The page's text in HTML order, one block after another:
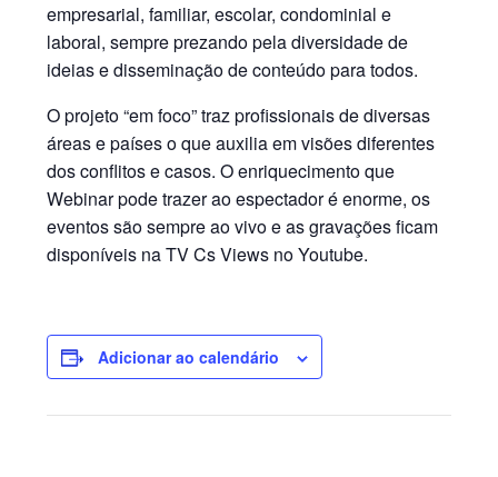
empresarial, familiar, escolar, condominial e
laboral, sempre prezando pela diversidade de
ideias e disseminação de conteúdo para todos.
O projeto “em foco” traz profissionais de diversas
áreas e países o que auxilia em visões diferentes
dos conflitos e casos. O enriquecimento que
Webinar pode trazer ao espectador é enorme, os
eventos são sempre ao vivo e as gravações ficam
disponíveis na TV Cs Views no Youtube.
Adicionar ao calendário